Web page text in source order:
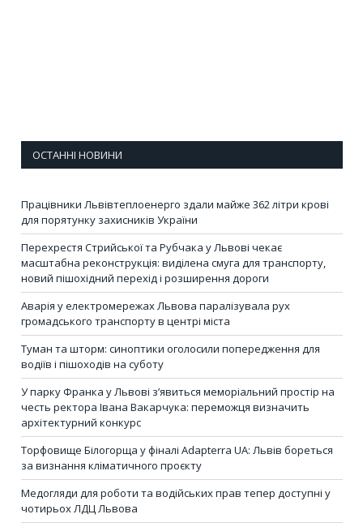
ОСТАННІ НОВИНИ
Працівники Львівтеплоенерго здали майже 362 літри крові
для порятунку захисників України
Перехрестя Стрийської та Рубчака у Львові чекає
масштабна реконструкція: виділена смуга для транспорту,
новий пішохідний перехід і розширення дороги
Аварія у електромережах Львова паралізувала рух
громадського транспорту в центрі міста
Туман та шторм: синоптики оголосили попередження для
водіїв і пішоходів на суботу
У парку Франка у Львові з’явиться меморіальний простір на
честь ректора Івана Вакарчука: переможця визначить
архітектурний конкурс
Торфовище Білогорща у фіналі Adapterra UA: Львів бореться
за визнання кліматичного проєкту
Медогляди для роботи та водійських прав тепер доступні у
чотирьох ЛДЦ Львова